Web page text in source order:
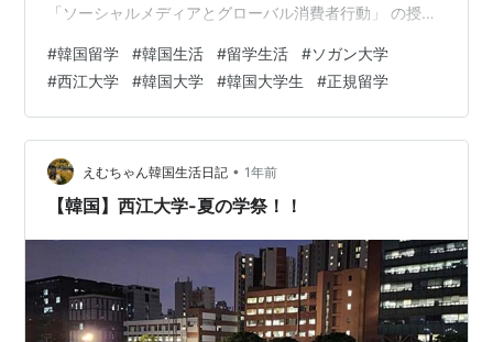
「ソーシャルメディアとグローバル消費者行動」 の授業
る。というお題 まずどの国がいいの！？ 文化コードって
何！？ てか文化コードどうやって調べるの！？ と分から
ない事だらけで... 幸いにも発表日は3日目だったので、1
日目の発表を聞いて流れを掴んでから取り組みました🙄
韓国の学生は発表が上手 というイメージがあったので(実
際そう) 怖…
#韓国留学 #韓国生活 #留学生活 #ソガン大学
#西江大学 #韓国大学 #韓国大学生 #正規留学
えむちゃん韓国生活日記 • 1年前
【韓国】西江大学-夏の学祭！！